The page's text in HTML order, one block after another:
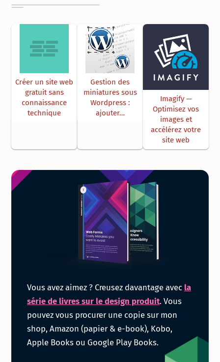
Créer un site web
gratuit sans
connaissance
technique
Gestion des
miniatures sous
Wordpress :
ajouter…
Imagify —
Optimisez vos
images et
accélérez votre
site web
la
série
de
Vous avez aimez ? Creusez davantage avec la
série de livres sur le design produit. Vous
pouvez vous procurer une copie sur mon
shop, Amazon (papier & e-book), Kobo,
Apple Books ou Google Play Books.